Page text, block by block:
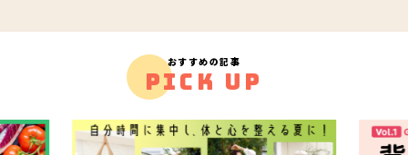
おすすめの記事
PICK UP